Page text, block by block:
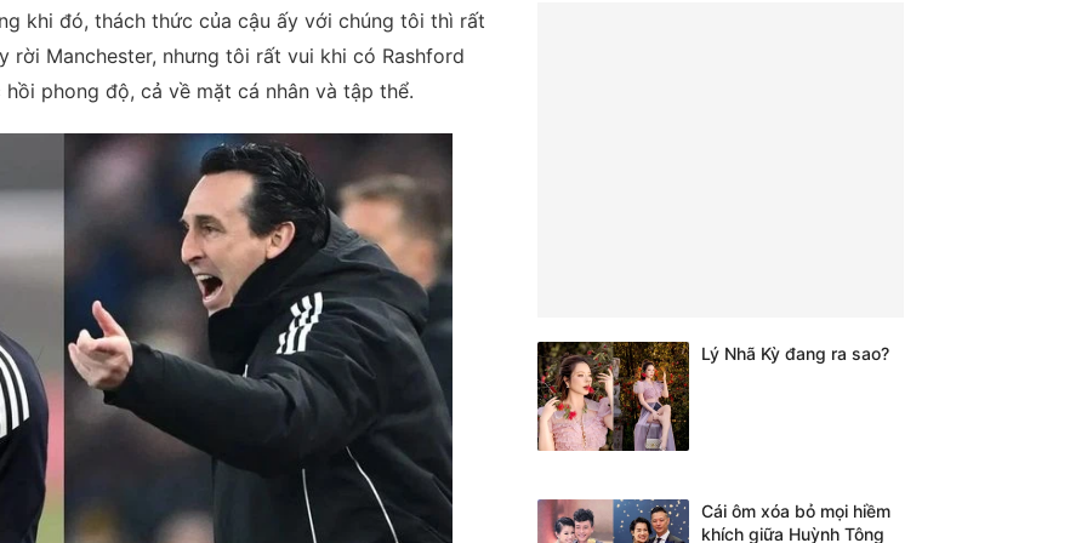
khi đó, thách thức của cậu ấy với chúng tôi thì rất
rời Manchester, nhưng tôi rất vui khi có Rashford
phong độ, cả về mặt cá nhân và tập thể.
Lý Nhã Kỳ đang ra sao?
Cái ôm xóa bỏ mọi hiềm
khích giữa Huỳnh Tông